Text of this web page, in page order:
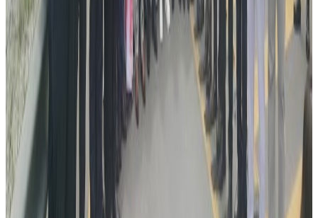
अष्ट्रेलियामा नेपाली युवकलाई ‘ब्लड क्यान्सर’ । यसरी बचाउन सकिन्छ ।
यस वेवसाइटमा प्रकाशित समाचार, विचार र लेखबारे तपाईंको कुनै
प्रतिक्रिया, गुनासो, सुझाव र सल्लाह छन् भने कृपया हामीलाई निम्न ईमेलमा
पठाउनुहोला । तपाईंको सहयोगले हामीलाई निष्पक्ष र तटस्थ पत्रकारिता गर्न
टेवा पुग्नेछ । सम्पर्क इमेल :
info@nepaltube.com.au
शेयर:
प्रतिक्रिया दिनुहोस